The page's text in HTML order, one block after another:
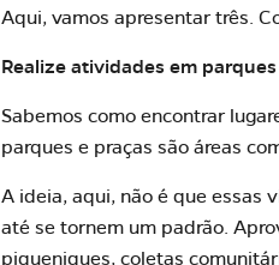
Aqui, vamos apresentar três.
Realize atividades em
Sabemos como encontrar
parques e praças são áreas
A ideia, aqui, não é que essas
até se tornem um padrão.
piqueniques, coletas